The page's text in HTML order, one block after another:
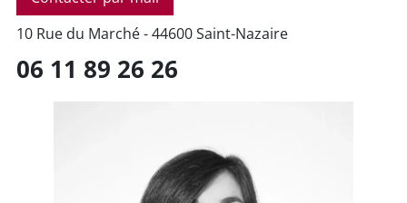
10 Rue du Marché - 44600 Saint-Nazaire
06 11 89 26 26